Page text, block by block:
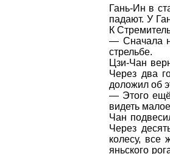
Гань-Ин в
падают. У
К
— Сначала
стрельбе.
Цзи-Чан
Через два
доложил об
— Этого ещё
видеть
Чан
Через
колесу, все
яньского